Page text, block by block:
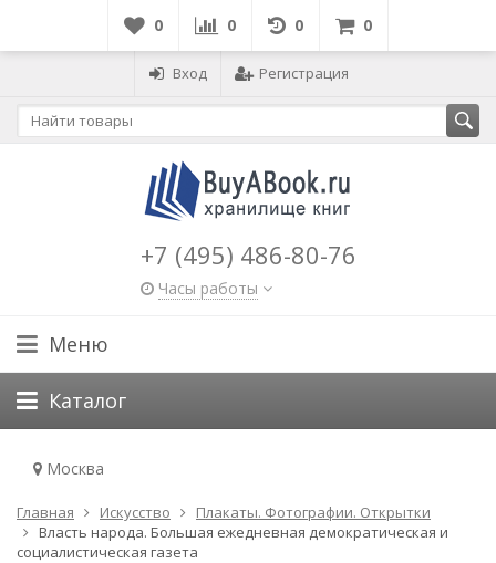
0 0 0 0
Вход Регистрация
+7 (495) 486-80-76
Часы работы
Меню
Каталог
Москва
Главная Искусство
Плакаты. Фотографии. Открытки
Власть народа. Большая ежедневная демократическая и
социалистическая газета